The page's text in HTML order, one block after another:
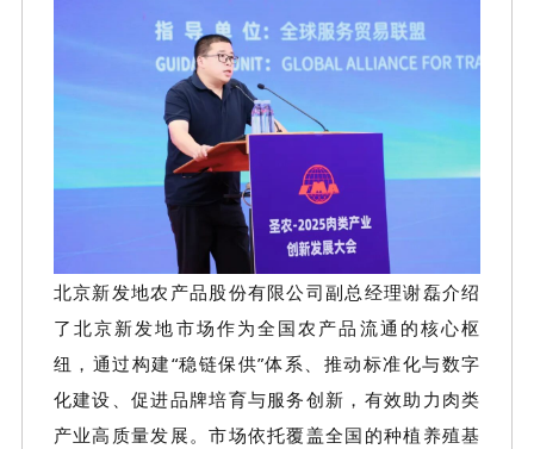
北京新发地农产品股份有限公司副总经理谢磊介绍
了北京新发地市场作为全国农产品流通的核心枢
纽，通过构建“稳链保供”体系、推动标准化与数字
化建设、促进品牌培育与服务创新，有效助力肉类
产业高质量发展。市场依托覆盖全国的种植养殖基